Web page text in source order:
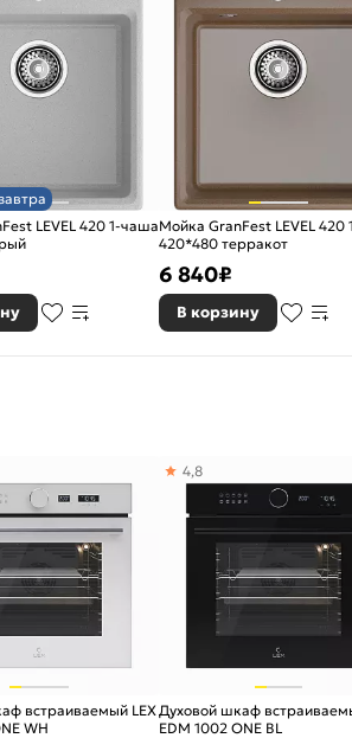
LEVEL 420 1-чаша
Мойка GranFest LEVEL 420 1-чаша
420*480 терракот
6 840₽
В корзину
встраиваемый LEX
WH
Духовой шкаф
EDM 1002 ONE BL
4,8